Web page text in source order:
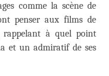
comme la scène de
penser aux films de
rappelant à quel point
et un admiratif de ses